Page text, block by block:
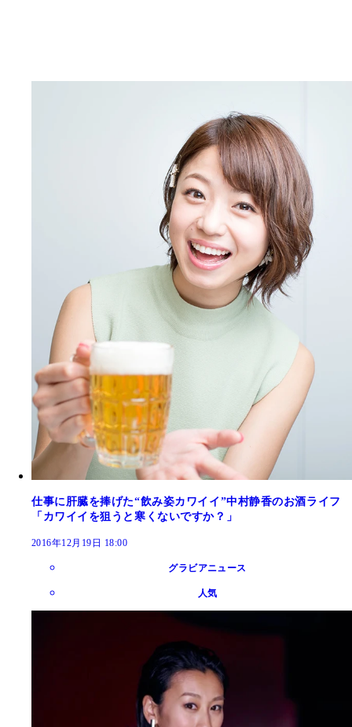
仕事に肝臓を捧げた“飲み姿カワイイ”中村静香のお酒ライフ
「カワイイを狙うと寒くないですか？」
2016年12月19日 18:00
グラビアニュース
人気